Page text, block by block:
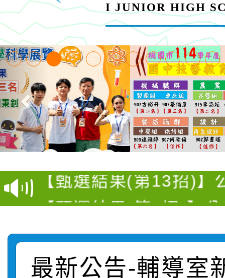
I JUNIOR HIGH
推廣本市公共運輸服務
屬員工、師生及家長
「我的減碳存摺2.0」
【選舉公告】本校115
評審委員會」及「教師
員會」之票選委員選舉
【甄選結果(第13招)】
學年度第1學期第7次代
結果(第13招)
【甄選結果(第5招)】
學年度第1學期第9次代
結果(第5招)
【甄選結果(第4招)】
學年度第1學期第9次代
【甄選結果(第12招)】
最新公告-輔導室